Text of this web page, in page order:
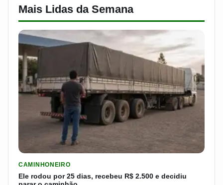
Mais Lidas da Semana
CAMINHONEIRO
Ele rodou por 25 dias, recebeu R$ 2.500 e decidiu